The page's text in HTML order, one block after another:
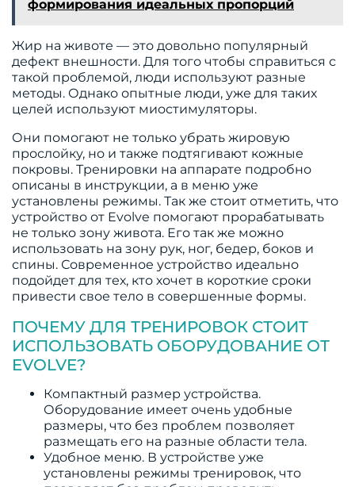
формирования идеальных пропорций
Жир на животе — это довольно популярный
дефект внешности. Для того чтобы справиться с
такой проблемой, люди используют разные
методы. Однако опытные люди, уже для таких
целей используют миостимуляторы.
Они помогают не только убрать жировую
прослойку, но и также подтягивают кожные
покровы. Тренировки на аппарате подробно
описаны в инструкции, а в меню уже
установлены режимы. Так же стоит отметить, что
устройство от Evolve помогают прорабатывать
не только зону живота. Его так же можно
использовать на зону рук, ног, бедер, боков и
спины. Современное устройство идеально
подойдет для тех, кто хочет в короткие сроки
привести свое тело в совершенные формы.
ПОЧЕМУ ДЛЯ ТРЕНИРОВОК СТОИТ
ИСПОЛЬЗОВАТЬ ОБОРУДОВАНИЕ ОТ
EVOLVE?
Компактный размер устройства.
Оборудование имеет очень удобные
размеры, что без проблем позволяет
размещать его на разные области тела.
Удобное меню. В устройстве уже
установлены режимы тренировок, что